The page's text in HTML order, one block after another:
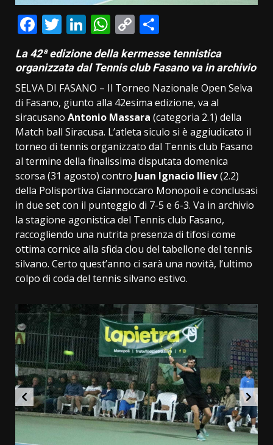
Facebook
Twitter
LinkedIn
WhatsApp
Copy
La 42ª edizione della kermesse tennistica
organizzata dal Tennis club Fasano va in archivio
SELVA DI FASANO – Il Torneo Nazionale Open Selva
di Fasano, giunto alla 42esima edizione, va al
siracusano Antonio Massara (categoria 2.1) della
Match ball Siracusa. L’atleta siculo si è aggiudicato il
torneo di tennis organizzato dal Tennis club Fasano
al termine della finalissima disputata domenica
scorsa (31 agosto) contro Juan Ignacio Iliev(2.2)
della Polisportiva Giannoccaro Monopoli e conclusasi
in due set con il punteggio di 7-5 e 6-3. Va in archivio
la stagione agonistica del Tennis club Fasano,
raccogliendo una nutrita presenza di tifosi come
ottima cornice alla sfida clou del tabellone del tennis
silvano. Certo quest’anno ci sarà una novità, l’ultimo
colpo di coda del tennis silvano estivo.